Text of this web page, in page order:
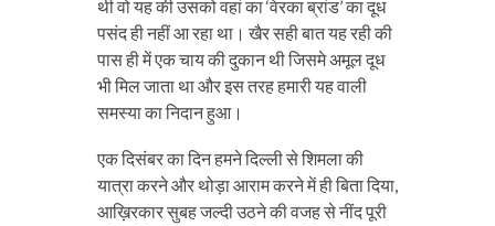
थी वो यह की उसको वहां का ‘वेरका ब्रांड’ का दूध
पसंद ही नहीं आ रहा था। खैर सही बात यह रही की
पास ही में एक चाय की दुकान थी जिसमे अमूल दूध
भी मिल जाता था और इस तरह हमारी यह वाली
समस्या का निदान हुआ।
एक दिसंबर का दिन हमने दिल्ली से शिमला की
यात्रा करने और थोड़ा आराम करने में ही बिता दिया,
आख़िरकार सुबह जल्दी उठने की वजह से नींद पूरी